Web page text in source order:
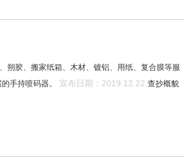
朔胶、搬家纸箱、木材、镀铝、用纸、复合膜等服
手持喷码器。 宣布日期：2019.12.22 查抄概貌